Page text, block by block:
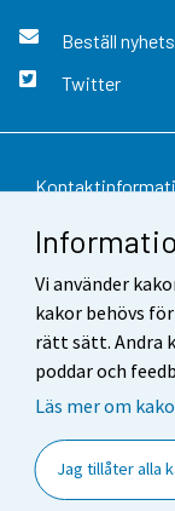
Vi använder
kakor behövs
rätt sätt. Andra
poddar och
Läs mer om
Jag tillåter alla
Beställ
Twitter
Respons
Användarvillkor
Dataskydd
Tillgänglighet
Cookie-